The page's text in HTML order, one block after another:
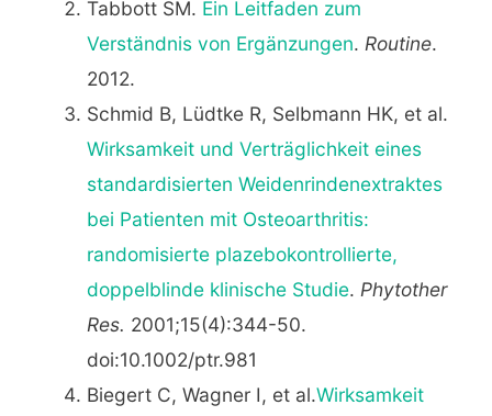
Tabbott SM. Ein Leitfaden zum
Verständnis von Ergänzungen. Routine.
2012.
Schmid B, Lüdtke R, Selbmann HK, et al.
Wirksamkeit und Verträglichkeit eines
standardisierten Weidenrindenextraktes
bei Patienten mit Osteoarthritis:
randomisierte plazebokontrollierte,
doppelblinde klinische Studie. Phytother
Res. 2001;15(4):344-50.
doi:10.1002/ptr.981
Biegert C, Wagner I, et al.Wirksamkeit